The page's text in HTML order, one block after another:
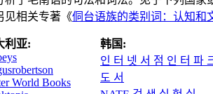
见相关专著《侗台语族的类别词：认知和
利亚:
World Books
韩国:
인 터 넷 서 점 인 터 파
도 서